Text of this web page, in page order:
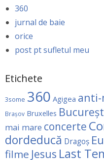
360
jurnal de baie
orice
post pt sufletul meu
Etichete
3some 360 Agigea
Brașov Bruxelles
mai mare concerte
dordeducă Dragoş
filme Jesus Last